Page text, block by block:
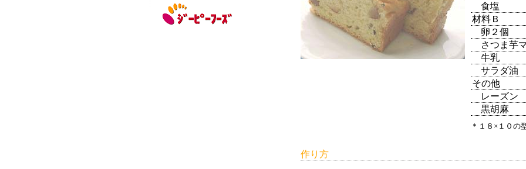
食塩
材料Ｂ
卵２個
さつま芋
牛乳
サラダ油
その他
レーズン
黒胡麻
＊１８×１０の
作り方